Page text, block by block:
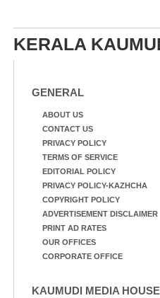
KERALA
GENERAL
ABOUT US
CONTACT US
PRIVACY POLICY
TERMS OF SERVICE
EDITORIAL POLICY
PRIVACY POLICY-KAZHCHA
COPYRIGHT POLICY
ADVERTISEMENT DISCLAIMER
PRINT AD RATES
OUR OFFICES
CORPORATE OFFICE
KAUMUDI MEDIA HOUSE